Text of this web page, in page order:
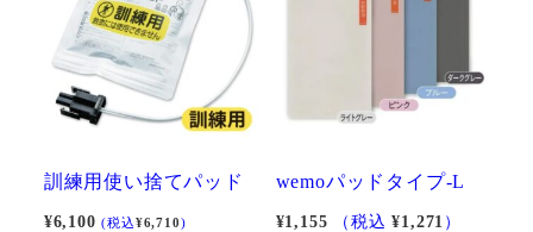
訓練用使い捨てパッド
¥6,100 (税込¥6,710)
wemoパッドタイプ-L
¥1,155 （税込¥1,271 ）